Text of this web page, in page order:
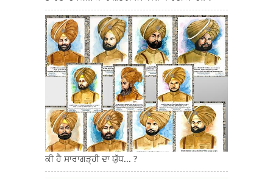
ਕੀ ਹੈ ਸਾਰਾਗੜ੍ਹੀ ਦਾ ਯੁੱਧ... ?